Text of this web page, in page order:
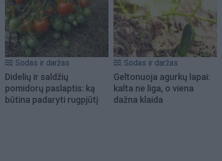
Sodas ir daržas
Didelių ir saldžių
pomidorų paslaptis: ką
būtina padaryti rugpjūtį
Sodas ir daržas
Geltonuoja agurkų lapai:
kalta ne liga, o viena
dažna klaida